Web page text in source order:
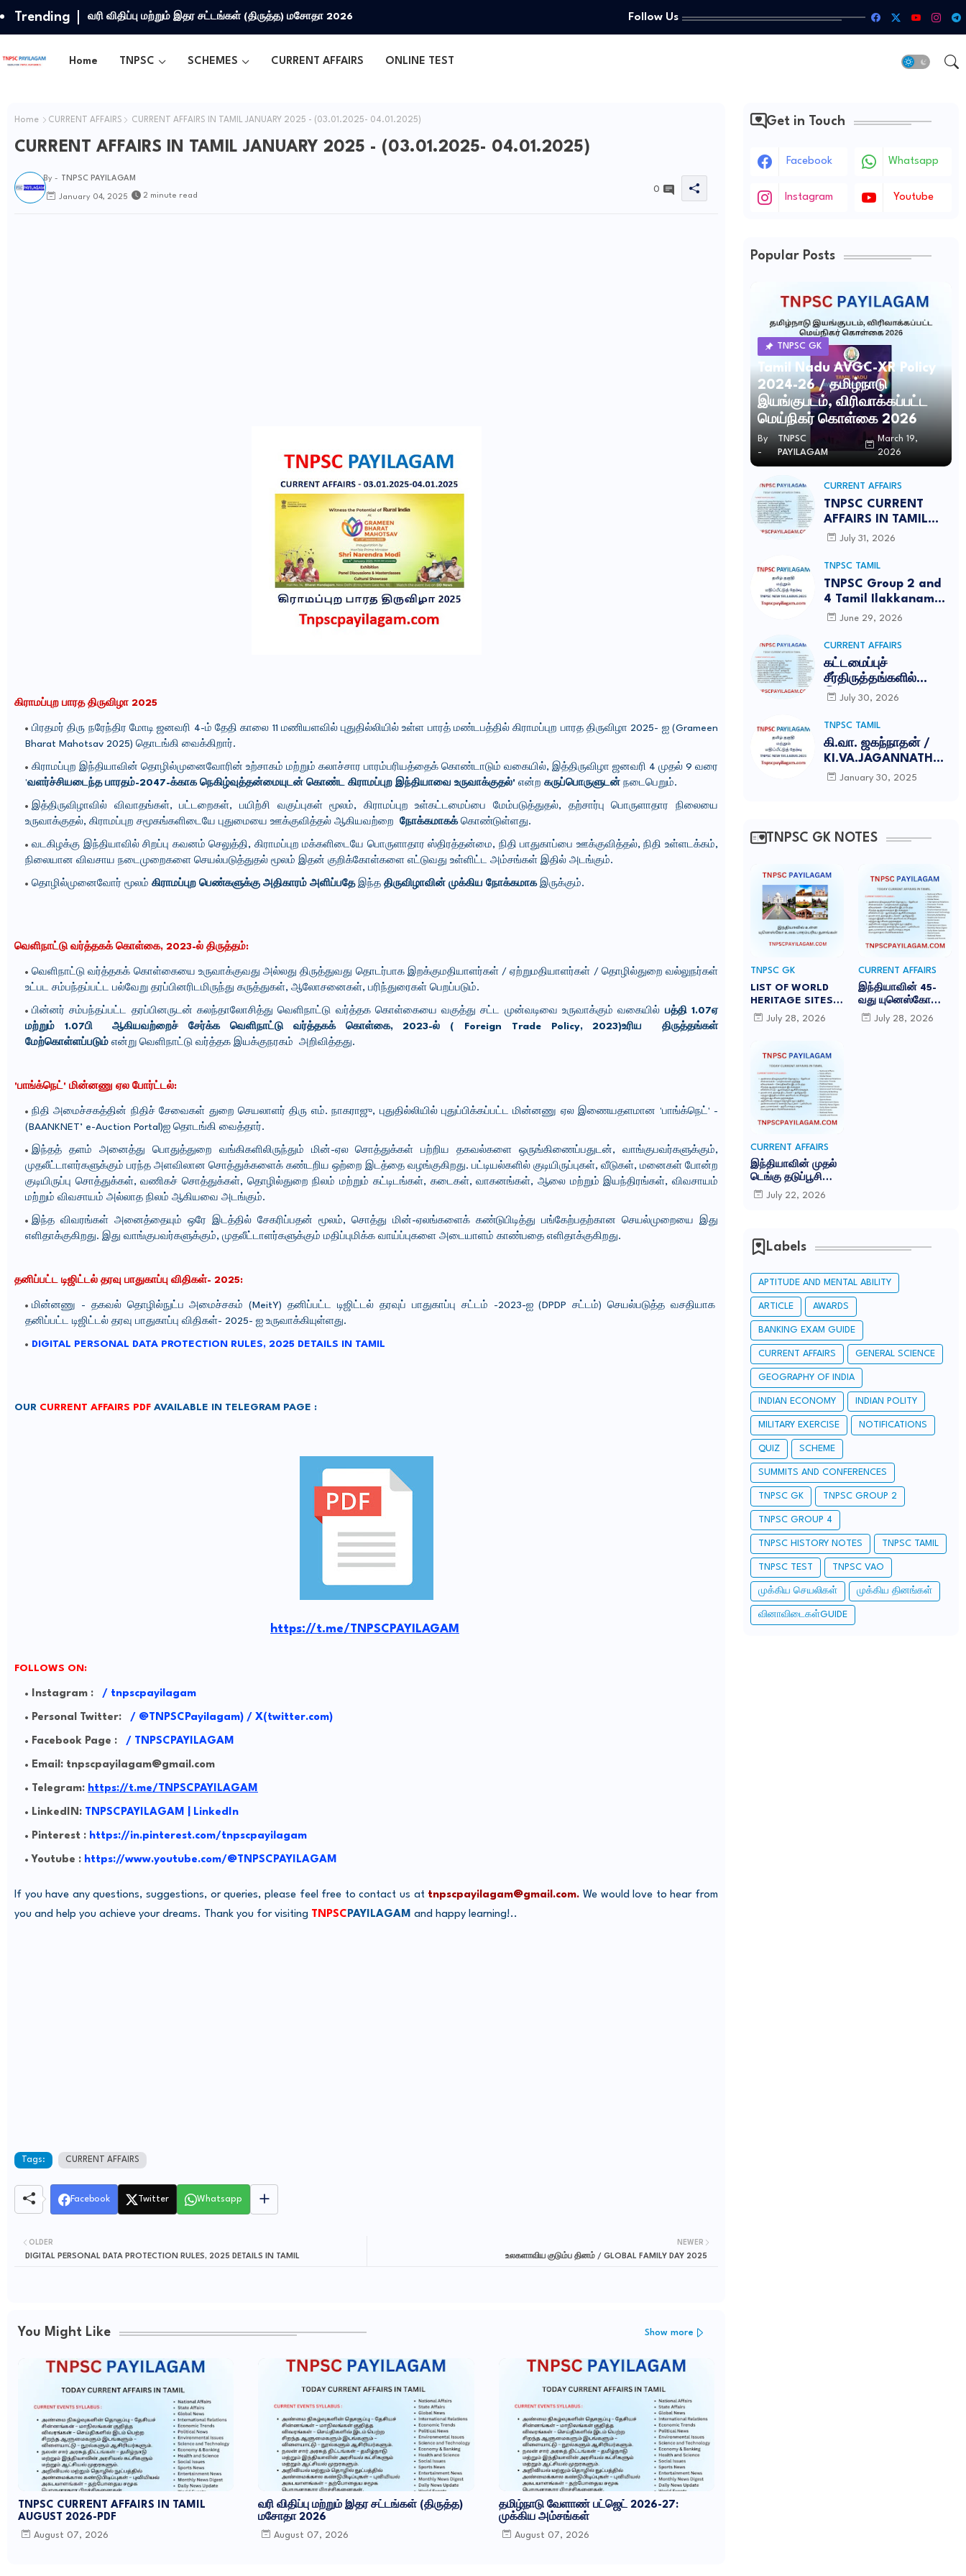
Trending வரி விதிப்பு மற்றும் இதர சட்​டங்​கள் (திருத்த) மசோதா 2026 Follow Us
Home TNPSC SCHEMES CURRENT AFFAIRS ONLINE TEST
Home CURRENT AFFAIRS CURRENT AFFAIRS IN TAMIL JANUARY 2025 - (03.01.2025- 04.01.2025)
CURRENT AFFAIRS IN TAMIL JANUARY 2025 - (03.01.2025- 04.01.2025)
By - TNPSC PAYILAGAM
January 04, 2025 2 minute read
0
கிராமப்புற பாரத திருவிழா 2025
பிரதமர் திரு நரேந்திர மோடி ஜனவரி 4-ம் தேதி காலை 11 மணியளவில் புதுதில்லியில் உள்ள பாரத் மண்டபத்தில் கிராமப்புற பாரத திருவிழா 2025- ஐ (Grameen
Bharat Mahotsav 2025) தொடங்கி வைக்கிறார்.
கிராமப்புற இந்தியாவின் தொழில்முனைவோரின் உற்சாகம் மற்றும் கலாச்சார பாரம்பரியத்தைக் கொண்டாடும் வகையில், இத்திருவிழா ஜனவரி 4 முதல் 9 வரை
'வளர்ச்சியடைந்த பாரதம்-2047-க்காக நெகிழ்வுத்தன்மையுடன் கொண்ட கிராமப்புற இந்தியாவை உருவாக்குதல்' என்ற கருப்பொருளுடன் நடைபெறும்.
இத்திருவிழாவில் விவாதங்கள், பட்டறைகள், பயிற்சி வகுப்புகள் மூலம், கிராமப்புற உள்கட்டமைப்பை மேம்படுத்துதல், தற்சார்பு பொருளாதார நிலையை
உருவாக்குதல், கிராமப்புற சமூகங்களிடையே புதுமையை ஊக்குவித்தல் ஆகியவற்றை
நோக்கமாகக்கொண்டுள்ளது.
வடகிழக்கு இந்தியாவில் சிறப்பு கவனம் செலுத்தி, கிராமப்புற மக்களிடையே பொருளாதார ஸ்திரத்தன்மை, நிதி பாதுகாப்பை ஊக்குவித்தல், நிதி உள்ளடக்கம்,
நிலையான விவசாய நடைமுறைகளை செயல்படுத்துதல் மூலம் இதன் குறிக்கோள்களை எட்டுவது உள்ளிட்ட அம்சங்கள் இதில் அடங்கும்.
தொழில்முனைவோர் மூலம் கிராமப்புற பெண்களுக்கு அதிகாரம் அளிப்பதேஇந்த திருவிழாவின் முக்கிய நோக்கமாக இருக்கும்.
வெளிநாட்டு வர்த்தகக் கொள்கை, 2023-ல் திருத்தம்:
வெளிநாட்டு வர்த்தகக் கொள்கையை உருவாக்குவது அல்லது திருத்துவது தொடர்பாக இறக்குமதியாளர்கள் / ஏற்றுமதியாளர்கள் / தொழில்துறை வல்லுநர்கள்
உட்பட சம்பந்தப்பட்ட பல்வேறு தரப்பினரிடமிருந்து கருத்துகள், ஆலோசனைகள், பரிந்துரைகள் பெறப்படும்.
பின்னர் சம்பந்தப்பட்ட தரப்பினருடன் கலந்தாலோசித்து வெளிநாட்டு வர்த்தக கொள்கையை வகுத்து சட்ட முன்வடிவை உருவாக்கும் வகையில் பத்தி 1.07ஏ
மற்றும் 1.07பி ஆகியவற்றைச் சேர்க்க வெளிநாட்டு வர்த்தகக் கொள்கை, 2023-ல் ( Foreign Trade Policy, 2023)உரிய திருத்தங்கள்
மேற்கொள்ளப்படும் என்று வெளிநாட்டு வர்த்தக இயக்குநரகம் அறிவித்தது.
'பாங்க்நெட்' மின்னணு ஏல போர்ட்டல்:
நிதி அமைச்சகத்தின் நிதிச் சேவைகள் துறை செயலாளர் திரு எம். நாகராஜு, புதுதில்லியில் புதுப்பிக்கப்பட்ட மின்னணு ஏல இணையதளமான 'பாங்க்நெட்' -
(BAANKNET’ e-Auction Portal)ஐ தொடங்கி வைத்தார்.
இந்தத் தளம் அனைத்து பொதுத்துறை வங்கிகளிலிருந்தும் மின்-ஏல சொத்துக்கள் பற்றிய தகவல்களை ஒருங்கிணைப்பதுடன், வாங்குபவர்களுக்கும்,
முதலீட்டாளர்களுக்கும் பரந்த அளவிலான சொத்துக்களைக் கண்டறிய ஒற்றை இடத்தை வழங்குகிறது. பட்டியல்களில் குடியிருப்புகள், வீடுகள், மனைகள் போன்ற
குடியிருப்பு சொத்துக்கள், வணிகச் சொத்துக்கள், தொழில்துறை நிலம் மற்றும் கட்டிடங்கள், கடைகள், வாகனங்கள், ஆலை மற்றும் இயந்திரங்கள், விவசாயம்
மற்றும் விவசாயம் அல்லாத நிலம் ஆகியவை அடங்கும்.
இந்த விவரங்கள் அனைத்தையும் ஒரே இடத்தில் சேகரிப்பதன் மூலம், சொத்து மின்-ஏலங்களைக் கண்டுபிடித்து பங்கேற்பதற்கான செயல்முறையை இது
எளிதாக்குகிறது. இது வாங்குபவர்களுக்கும், முதலீட்டாளர்களுக்கும் மதிப்புமிக்க வாய்ப்புகளை அடையாளம் காண்பதை எளிதாக்குகிறது.
தனிப்பட்ட டிஜிட்டல் தரவு பாதுகாப்பு விதிகள்- 2025:
மின்னணு - தகவல் தொழில்நுட்ப அமைச்சகம் (MeitY) தனிப்பட்ட டிஜிட்டல் தரவுப் பாதுகாப்பு சட்டம் -2023-ஐ (DPDP சட்டம்) செயல்படுத்த வசதியாக
தனிப்பட்ட டிஜிட்டல் தரவு பாதுகாப்பு விதிகள்- 2025- ஐ உருவாக்கியுள்ளது.
DIGITAL PERSONAL DATA PROTECTION RULES, 2025 DETAILS IN TAMIL
OUR CURRENT AFFAIRS PDF AVAILABLE IN TELEGRAM PAGE :
https://t.me/TNPSCPAYILAGAM
FOLLOWS ON:
Instagram : / tnpscpayilagam
Personal Twitter: / @TNPSCPayilagam) / X(twitter.com)
Facebook Page : / TNPSCPAYILAGAM
Email: tnpscpayilagam@gmail.com
Telegram: https://t.me/TNPSCPAYILAGAM
LinkedIN: TNPSCPAYILAGAM | LinkedIn
Pinterest : https://in.pinterest.com/tnpscpayilagam
Youtube : https://www.youtube.com/@TNPSCPAYILAGAM
If you have any questions, suggestions, or queries, please feel free to contact us at tnpscpayilagam@gmail.com. We would love to hear from
you and help you achieve your dreams. Thank you for visiting TNPSCPAYILAGAM and happy learning!..
Tags: CURRENT AFFAIRS
Facebook Twitter Whatsapp
NEWER
உலகளாவிய குடும்ப தினம் / GLOBAL FAMILY DAY 2025
OLDER
DIGITAL PERSONAL DATA PROTECTION RULES, 2025 DETAILS IN TAMIL
You Might Like Show more
TNPSC CURRENT AFFAIRS IN TAMIL
AUGUST 2026-PDF
August 07, 2026
வரி விதிப்பு மற்றும் இதர சட்​டங்​கள் (திருத்த)
மசோதா 2026
August 07, 2026
தமிழ்நாடு வேளாண் பட்ஜெட் 2026-27:
முக்கிய அம்சங்கள்
August 07, 2026
Get in Touch
Facebook Whatsapp
Instagram Youtube
Popular Posts
TNPSC GK
Tamil Nadu AVGC-XR Policy
2024-26 / தமிழ்நாடு
இயங்குபடம், விரிவாக்கப்பட்ட
மெய்நிகர் கொள்கை 2026
By
-
TNPSC
PAYILAGAM
March 19,
2026
CURRENT AFFAIRS
TNPSC CURRENT
AFFAIRS IN TAMIL
JULY 2026-PDF
July 31, 2026
TNPSC TAMIL
TNPSC Group 2 and
4 Tamil Ilakkanam
Notes PDF Free
இலக்கணம் -NEW
SYLLABUS UPDATED
-2026
June 29, 2026
CURRENT AFFAIRS
கட்டமைப்புச்
சீர்திருத்தங்களில்
இந்தியா சாதனை:
அறக்கட்டளை
(Competere
Foundation)
வெளியிட்ட அறிக்கை
July 30, 2026
TNPSC TAMIL
கி.வா. ஜகந்நாதன் /
KI.VA.JAGANNATHAN
TNPSC NOTES
January 30, 2025
TNPSC GK NOTES
TNPSC GK
LIST OF WORLD
HERITAGE SITES
IN INDIA
-இந்தியாவில் உள்ள
பாரம்பரிய தளங்கள்:
July 28, 2026
CURRENT AFFAIRS
இந்தியாவின் 45-
வது யுனெஸ்கோ
உலகப் பாரம்பரியக்
களம் சாரநாத்:
July 28, 2026
CURRENT AFFAIRS
இந்தியாவின் முதல்
டெங்கு தடுப்பூசி
'கியூடெங்கா'
(Qdenga): TNPSC
2026
July 22, 2026
Labels
APTITUDE AND MENTAL ABILITY
ARTICLE AWARDS
BANKING EXAM GUIDE
CURRENT AFFAIRS GENERAL SCIENCE
GEOGRAPHY OF INDIA
INDIAN ECONOMY INDIAN POLITY
MILITARY EXERCISE NOTIFICATIONS
QUIZ SCHEME
SUMMITS AND CONFERENCES
TNPSC GK TNPSC GROUP 2
TNPSC GROUP 4
TNPSC HISTORY NOTES TNPSC TAMIL
TNPSC TEST TNPSC VAO
முக்கிய செயலிகள் முக்கிய தினங்கள்
வினாவிடைகள்GUIDE